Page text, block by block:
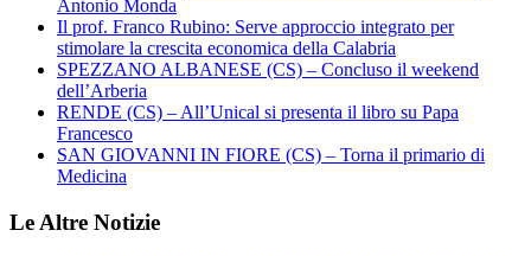
Antonio Monda
Il prof. Franco Rubino: Serve approccio integrato per
stimolare la crescita economica della Calabria
SPEZZANO ALBANESE (CS) – Concluso il weekend
dell’Arberia
RENDE (CS) – All’Unical si presenta il libro su Papa
Francesco
SAN GIOVANNI IN FIORE (CS) – Torna il primario di
Medicina
Le Altre Notizie